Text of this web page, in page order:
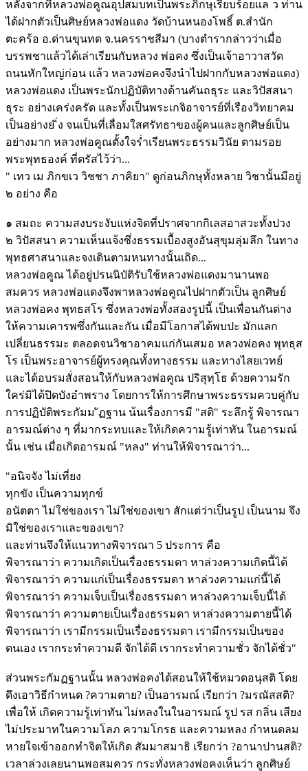
หลังจากที่หลวงพ่อคูณอุปสมบทเป็นพระภิกษุเรียบร้อยแล ้ว ท่าน
ได้ฝากตัวเป็นศิษย์หลวงพ่อแดง วัดบ้านหนองโพธิ์ ต.สำนัก
ตะคร้อ อ.ด่านขุนทด จ.นครราชสีมา (บางตำรากล่าวว่าเมื่อ
บรรพชาแล้วได้เล่าเรียนกับหลวง พ่อคง ซึ่งเป็นเจ้าอาวาสวัด
ถนนหักใหญ่ก่อน แล้ว หลวงพ่อคงจึงนำไปฝากกับหลวงพ่อแดง)
หลวงพ่อแดง เป็นพระนักปฏิบัติทางด้านคันถธุระ และวิปัสสนา
ธุระ อย่างเคร่งครัด และทั้งเป็นพระเกจิอาจารย์ที่เรืองวิทยาคม
เป็นอย่างย ิ่ง จนเป็นที่เลื่อมใสศรัทธาของผู้คนและลูกศิษย์เป็น
อย่างมาก หลวงพ่อคูณตั้งใจร่ำเรียนพระธรรมวินัย ตามรอย
พระพุทธองค์ ที่ตรัสไว้ว่า...
" เทว เม ภิกขเว วิชชา ภาคิยา" ดูก่อนภิกษุทั้งหลาย วิชานั้นมีอยู่
๒ อย่าง คือ
๑ สมถะ ความสงบระงับแห่งจิตที่ปราศจากกิเลสอาสวะทั้งปวง
๒ วิปัสสนา ความเห็นแจ้งซึ่งธรรมเบื้องสูงอันสุขุมลุ่มลึก ในทาง
พุทธศาสนาและจงเดินตามหนทางนั้นเถิด...
หลวงพ่อคูณ ได้อยู่ปรนนิบัติรับใช้หลวงพ่อแดงมานานพอ
สมควร หลวงพ่อแดงจึงพาหลวงพ่อคูณไปฝากตัวเป็น ลูกศิษย์
หลวงพ่อคง พุทธสโร ซึ่งหลวงพ่อทั้งสองรูปนี้ เป็นเพื่อนกันต่าง
ให้ความเคารพซึ่งกันและกัน เมื่อมีโอกาสได้พบปะ มักแลก
เปลี่ยนธรรมะ ตลอดจนวิชาอาคมแก่กันเสมอ หลวงพ่อคง พุทธฺส
โร เป็นพระอาจารย์ผู้ทรงคุณทั้งทางธรรม และทางไสยเวทย์
และได้อบรมสั่งสอนให้กับหลวงพ่อคูณ ปริสุทฺโธ ด้วยความรัก
ใคร่มิได้ปิดบังอำพราง โดยการให้การศึกษาพระธรรมควบคู่กับ
การปฏิบัติพระกัมม ัฏฐาน น้นเรื่องการมี "สติ" ระลึกรู้ พิจารณา
อารมณ์ต่าง ๆ ที่มากระทบและให้เกิดความรู้เท่าทัน ในอารมณ์
นั้น เช่น เมื่อเกิดอารมณ์ "หลง" ท่านให้พิจารณาว่า...
"อนิจจัง ไม่เที่ยง
ทุกขัง เป็นความทุกข์
อนัตตา ไม่ใช่ของเรา ไม่ใช่ของเขา สักแต่ว่าเป็นรูป เป็นนาม จึง
มิใช่ของเราและของเขา?
และท่านจึงให้แนวทางพิจารณา 5 ประการ คือ
พิจารณาว่า ความเกิดเป็นเรื่องธรรมดา หาล่วงความเกิดนี้ได้
พิจารณาว่า ความแก่เป็นเรื่องธรรมดา หาล่วงความแก่นี้ได้
พิจารณาว่า ความเจ็บเป็นเรื่องธรรมดา หาล่วงความเจ็บนี้ได้
พิจารณาว่า ความตายเป็นเรื่องธรรมดา หาล่วงความตายนี้ได้
พิจารณาว่า เรามีกรรมเป็นเรื่องธรรมดา เรามีกรรมเป็นของ
ตนเอง เรากระทำความดี จักได้ดี เรากระทำความชั่ว จักได้ชั่ว"
ส่วนพระกัมฏฐานนั้น หลวงพ่อคงได้สอนให้ใช้หมวดอนุสติ โดย
ดึงเอาวิธีกำหนด ?ความตาย? เป็นอารมณ์ เรียกว่า ?มรณัสสติ?
เพื่อให้ เกิดความรู้เท่าทัน ไม่หลงในในอารมณ์ รูป รส กลิ่น เสียง
ไม่ประมาทในความโลภ ความโกรธ และความหลง กำหนดลม
หายใจเข้าออกทำจิตให้เกิด สัมมาสมาธิ เรียกว่า ?อานาปานสติ?
เวลาล่วงเลยนานพอสมควร กระทั่งหลวงพ่อคงเห็นว่า ลูกศิษย์